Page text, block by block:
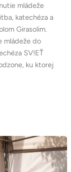
mládeže
katechéza a
Girasolim.
mládeže do
SV!EŤ
ku ktorej